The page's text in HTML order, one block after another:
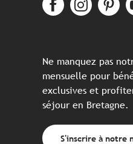
Ne manquez pas
mensuelle pour
exclusives et
séjour en Bretagne.
S'inscrire à notre